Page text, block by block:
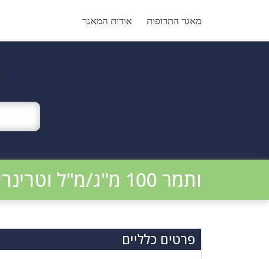
מאגר התרופות אודות המאגר
ותמר 100 מ"ג/מ"ל וטרינרי
פרטים כלליים